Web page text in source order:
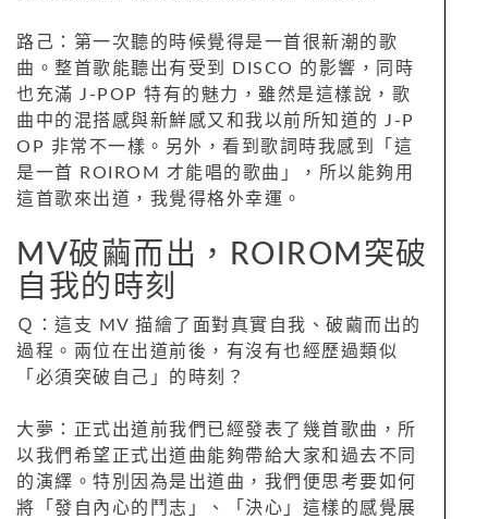
路己：第一次聽的時候覺得是一首很新潮的歌
曲。整首歌能聽出有受到 DISCO 的影響，同時
也充滿 J-POP 特有的魅力，雖然是這樣說，歌
曲中的混搭感與新鮮感又和我以前所知道的 J-P
OP 非常不一樣。另外，看到歌詞時我感到「這
是一首 ROIROM 才能唱的歌曲」，所以能夠用
這首歌來出道，我覺得格外幸運。
MV破繭而出，ROIROM突破
自我的時刻
Ｑ：這支 MV 描繪了面對真實自我、破繭而出的
過程。兩位在出道前後，有沒有也經歷過類似
「必須突破自己」的時刻？
大夢：正式出道前我們已經發表了幾首歌曲，所
以我們希望正式出道曲能夠帶給大家和過去不同
的演繹。特別因為是出道曲，我們便思考要如何
將「發自內心的鬥志」、「決心」這樣的感覺展